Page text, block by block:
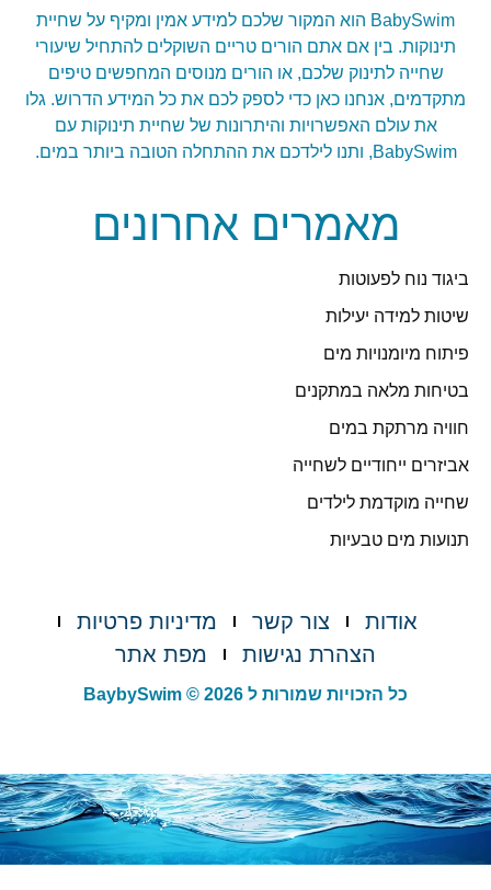
BabySwim הוא המקור שלכם למידע אמין ומקיף על שחיית
תינוקות. בין אם אתם הורים טריים השוקלים להתחיל שיעורי
שחייה לתינוק שלכם, או הורים מנוסים המחפשים טיפים
מתקדמים, אנחנו כאן כדי לספק לכם את כל המידע הדרוש. גלו
את עולם האפשרויות והיתרונות של שחיית תינוקות עם
BabySwim, ותנו לילדכם את ההתחלה הטובה ביותר במים.
מאמרים אחרונים
ביגוד נוח לפעוטות
שיטות למידה יעילות
פיתוח מיומנויות מים
בטיחות מלאה במתקנים
חוויה מרתקת במים
אביזרים ייחודיים לשחייה
שחייה מוקדמת לילדים
תנועות מים טבעיות
אודות צור קשר
מדיניות פרטיות
הצהרת נגישות
מפת אתר
כל הזכויות שמורות ל BaybySwim © 2026